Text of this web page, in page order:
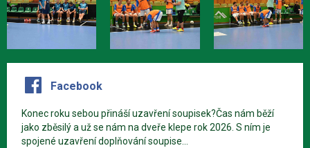
Facebook
Konec roku sebou přináší uzavření soupisek?Čas nám běží
jako zběsilý a už se nám na dveře klepe rok 2026. S ním je
spojené uzavření doplňování soupise...